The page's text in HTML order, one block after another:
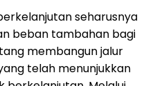
seharusnya
beban tambahan bagi
membangun jalur
telah menunjukkan